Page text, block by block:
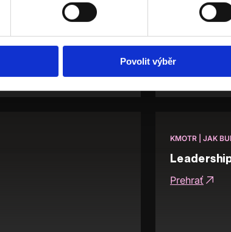
Povolit výběr
KMOTR | JAK
Prehrať